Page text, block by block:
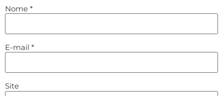
Nome *
E-mail *
Site